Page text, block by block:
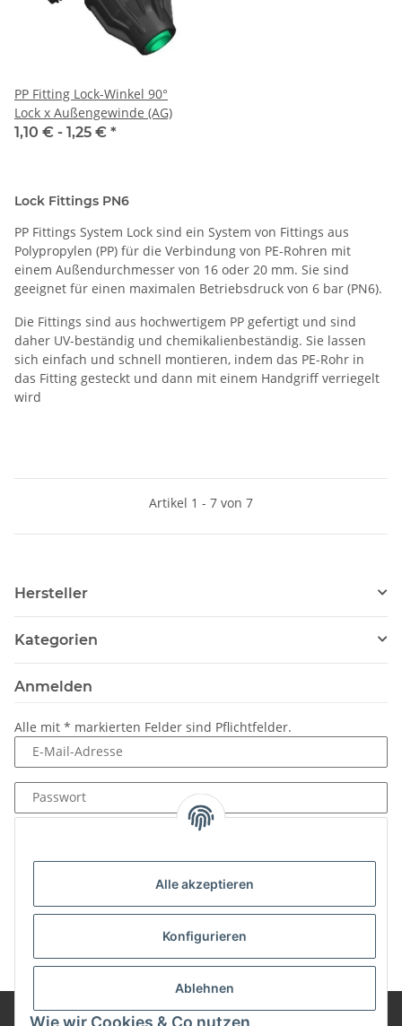
Alle akzeptieren
Konfigurieren
Ablehnen
Wie wir Cookies & Co nutzen
PP Fitting Lock-Winkel 90°
Lock x Außengewinde (AG)
1,10 € - 1,25 € *
Lock Fittings PN6
PP Fittings System Lock sind ein System von Fittings aus
Polypropylen (PP) für die Verbindung von PE-Rohren mit
einem Außendurchmesser von 16 oder 20 mm. Sie sind
geeignet für einen maximalen Betriebsdruck von 6 bar (PN6).
Die Fittings sind aus hochwertigem PP gefertigt und sind
daher UV-beständig und chemikalienbeständig. Sie lassen
sich einfach und schnell montieren, indem das PE-Rohr in
das Fitting gesteckt und dann mit einem Handgriff verriegelt
wird
Artikel 1 - 7 von 7
Hersteller
Kategorien
Anmelden
Alle mit * markierten Felder sind Pflichtfelder.
E-Mail-Adresse
Passwort
Neu hier?Jetzt registrieren!